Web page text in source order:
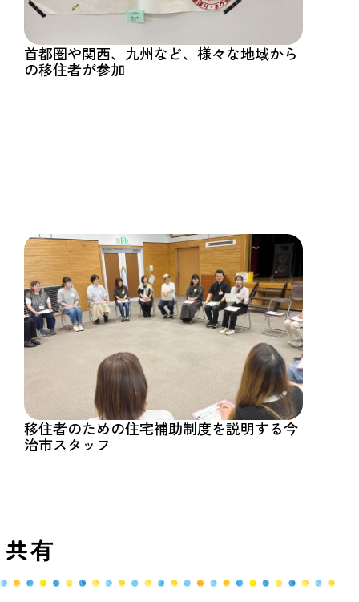
首都圏や関西、九州など、様々な地域から
の移住者が参加
移住者のための住宅補助制度を説明する今
治市スタッフ
有